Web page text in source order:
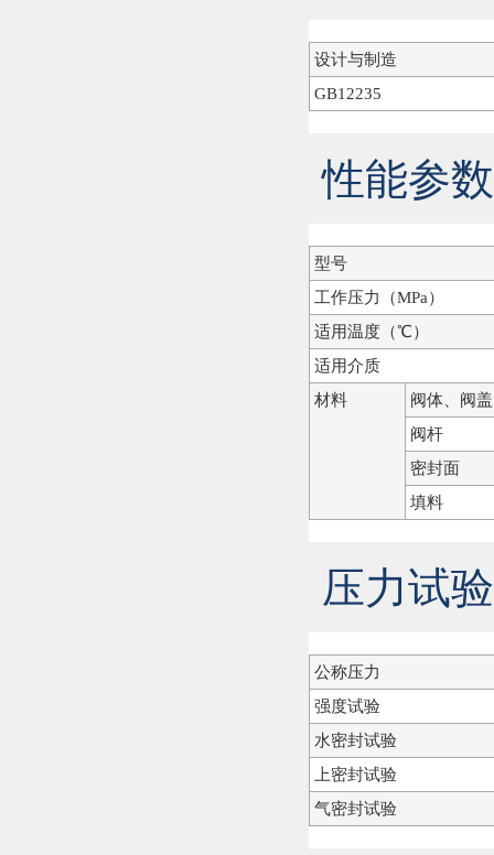
设计与制造
GB12235
性能参数
型号
工作压力（MPa）
适用温度（℃）
适用介质
材料
阀体、阀盖
阀杆
密封面
填料
压力试
公称压力
强度试验
水密封试验
上密封试验
气密封试验